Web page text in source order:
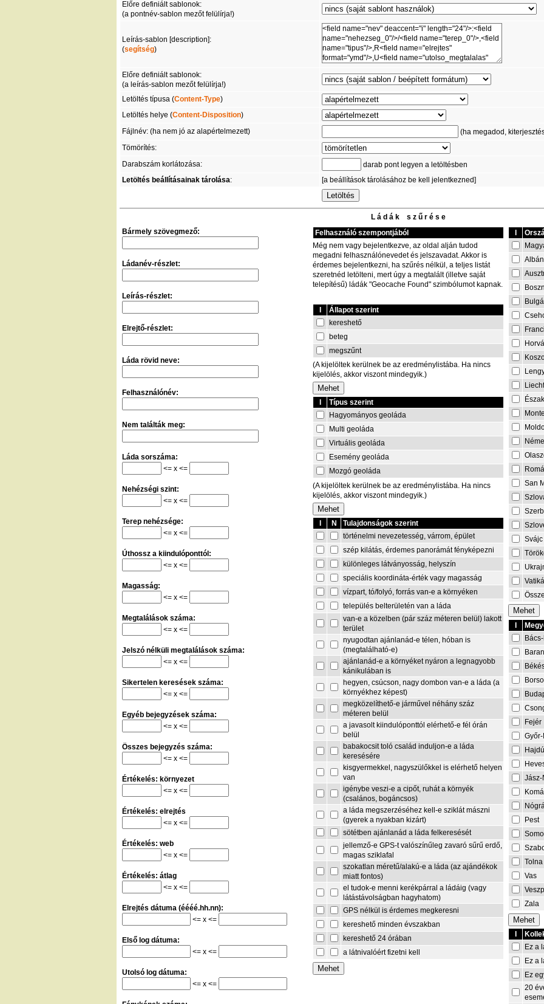
Előre definiált sablonok:
(a pontnév-sablon mezőt felülírja!)
Leírás-sablon [description]:
(segítség)
Előre definiált sablonok:
(a leírás-sablon mezőt felülírja!)
Letöltés típusa (Content-Type)
Letöltés helye (Content-Disposition)
Fájlnév: (ha nem jó az alapértelmezett)
(ha megadod,
Tömörítés:
Darabszám korlátozása:
darab pont legyen a letöltésben
Letöltés beállításainak tárolása: [a beállítások tárolásához be kell jelentkezned]
L á d á k s z ű r é s e
Bármely szövegmező:
Ládanév-részlet:
Leírás-részlet:
Elrejtő-részlet:
Láda rövid neve:
Felhasználónév:
Nem találták meg:
Láda sorszáma:
<= x <=
Nehézségi szint:
<= x <=
Terep nehézsége:
<= x <=
Úthossz a kiindulóponttól:
<= x <=
Magasság:
<= x <=
Megtalálások száma:
<= x <=
Jelszó nélküli megtalálások száma:
<= x <=
Sikertelen keresések száma:
<= x <=
Egyéb bejegyzések száma:
<= x <=
Összes bejegyzés száma:
<= x <=
Értékelés: környezet
<= x <=
Értékelés: elrejtés
<= x <=
Értékelés: web
<= x <=
Értékelés: átlag
<= x <=
Elrejtés dátuma (éééé.hh.nn):
<= x <=
Első log dátuma:
<= x <=
Utolsó log dátuma:
<= x <=
Felhasználó szempontjából
Még nem vagy bejelentkezve, az oldal alján tudod
megadni felhasználónevedet és jelszavadat. Akkor is
érdemes bejelentkezni, ha szűrés nélkül, a teljes listát
szeretnéd letölteni, mert úgy a megtalált (illetve saját
telepítésű) ládák "Geocache Found" szimbólumot kapnak.
I
Állapot szerint
kereshető
beteg
megszűnt
(A kijelöltek kerülnek be az eredménylistába. Ha nincs
kijelölés, akkor viszont mindegyik.)
Típus szerint
Hagyományos geoláda
Multi geoláda
Virtuális geoláda
Esemény geoláda
Mozgó geoláda
(A kijelöltek kerülnek be az eredménylistába. Ha nincs
kijelölés, akkor viszont mindegyik.)
N
Tulajdonságok szerint
történelmi nevezetesség, várrom, épület
szép kilátás, érdemes panorámát fényképezni
különleges látványosság, helyszín
speciális koordináta-érték vagy magasság
vízpart, tó/folyó, forrás van-e a környéken
település belterületén van a láda
van-e a közelben (pár száz méteren belül) lakott
terület
nyugodtan ajánlanád-e télen, hóban is
(megtalálható-e)
ajánlanád-e a környéket nyáron a legnagyobb
kánikulában is
hegyen, csúcson, nagy dombon van-e a láda (a
környékhez képest)
megközelíthető-e járművel néhány száz
méteren belül
a javasolt kiindulóponttól elérhető-e fél órán
belül
babakocsit toló család induljon-e a láda
keresésére
kisgyermekkel, nagyszülőkkel is elérhető helyen
van
igénybe veszi-e a cipőt, ruhát a környék
(csalános, bogáncsos)
a láda megszerzéséhez kell-e sziklát mászni
(gyerek a nyakban kizárt)
sötétben ajánlanád a láda felkeresését
jellemző-e GPS-t valószínűleg zavaró sűrű erdő,
magas sziklafal
szokatlan méretű/alakú-e a láda (az ajándékok
miatt fontos)
el tudok-e menni kerékpárral a ládáig (vagy
látástávolságban hagyhatom)
GPS nélkül is érdemes megkeresni
kereshető minden évszakban
kereshető 24 órában
a látnivalóért fizetni kell
I
San
Svájc
Fejér
Jász-
Pest
Tolna
Vas
Zala
Ez a
Ez a
Ez
20